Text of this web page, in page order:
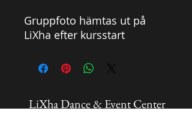
Gruppfoto hämtas ut på
LiXha efter kursstart
LiXha Dance & Event Center